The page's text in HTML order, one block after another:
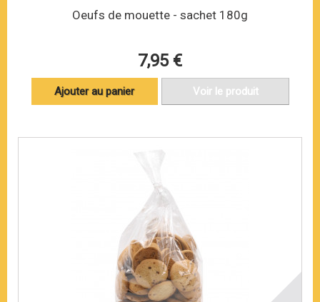
Oeufs de mouette - sachet 180g
7,95 €
Ajouter au panier Voir le produit